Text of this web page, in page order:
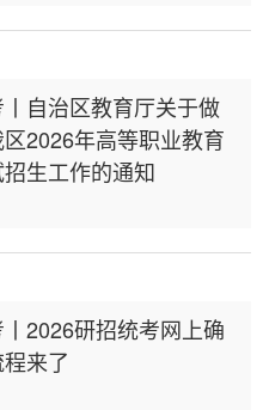
自治区教育厅关于做
2026年高等职业教育
生工作的通知
2026研招统考网上确
来了